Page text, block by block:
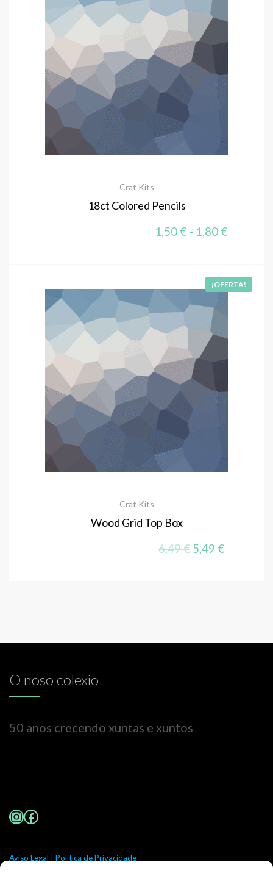
Crat Kits
18ct Colored Pencils
1,50€ - 1,80€Rango
¡OFERTA!
Crat Kits
Wood Grid Top Box
6,49€ El precio
5,49 €El precio
O noso colexio
50 anos crecendo xuntas e xuntos
Instagram
Facebook
Aviso Legal Política de Privacidade